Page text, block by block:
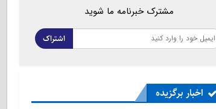
مشترک خبرنامه ما شوید
اشتراک
اخبار برگزیده